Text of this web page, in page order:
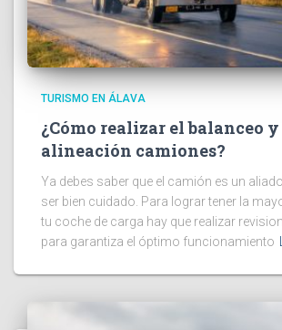
TURISMO EN ÁLAVA
¿Cómo realizar el balanceo y
alineación camiones?
Ya debes saber que el camión es un
ser bien cuidado. Para lograr tener la
tu coche de carga hay que realizar
para garantiza el óptimo funcionamiento